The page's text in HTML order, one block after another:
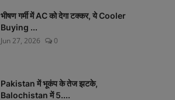
भीषण गर्मी में AC को देगा टक्कर, ये Cooler
Buying ...
Jun 27, 2026
0
Pakistan में भूकंप के तेज झटके,
Balochistan में 5....